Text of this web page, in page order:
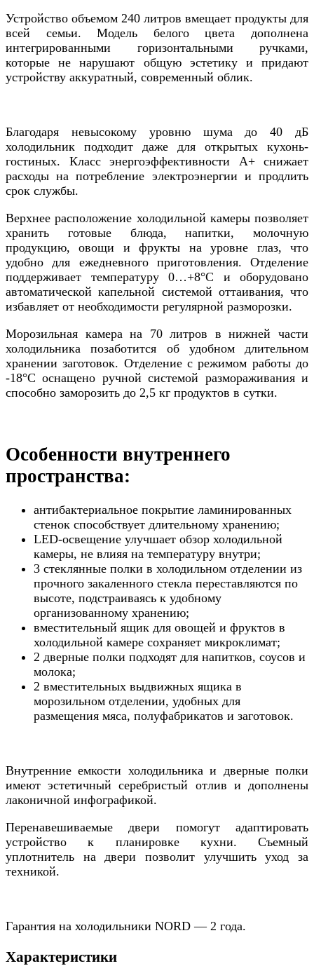
Устройство объемом 240 литров вмещает продукты для
всей семьи. Модель белого цвета дополнена
интегрированными горизонтальными ручками,
которые не нарушают общую эстетику и придают
устройству аккуратный, современный облик.
Благодаря невысокому уровню шума до 40 дБ
холодильник подходит даже для открытых кухонь-
гостиных. Класс энергоэффективности A+ снижает
расходы на потребление электроэнергии и продлить
срок службы.
Верхнее расположение холодильной камеры позволяет
хранить готовые блюда, напитки, молочную
продукцию, овощи и фрукты на уровне глаз, что
удобно для ежедневного приготовления. Отделение
поддерживает температуру 0…+8°C и оборудовано
автоматической капельной системой оттаивания, что
избавляет от необходимости регулярной разморозки.
Морозильная камера на 70 литров в нижней части
холодильника позаботится об удобном длительном
хранении заготовок. Отделение с режимом работы до
-18°C оснащено ручной системой размораживания и
способно заморозить до 2,5 кг продуктов в сутки.
Особенности внутреннего
пространства:
антибактериальное покрытие ламинированных
стенок способствует длительному хранению;
LED-освещение улучшает обзор холодильной
камеры, не влияя на температуру внутри;
3 стеклянные полки в холодильном отделении из
прочного закаленного стекла переставляются по
высоте, подстраиваясь к удобному
организованному хранению;
вместительный ящик для овощей и фруктов в
холодильной камере сохраняет микроклимат;
2 дверные полки подходят для напитков, соусов и
молока;
2 вместительных выдвижных ящика в
морозильном отделении, удобных для
размещения мяса, полуфабрикатов и заготовок.
Внутренние емкости холодильника и дверные полки
имеют эстетичный серебристый отлив и дополнены
лаконичной инфографикой.
Перенавешиваемые двери помогут адаптировать
устройство к планировке кухни. Съемный
уплотнитель на двери позволит улучшить уход за
техникой.
Гарантия на холодильники NORD — 2 года.
Характеристики